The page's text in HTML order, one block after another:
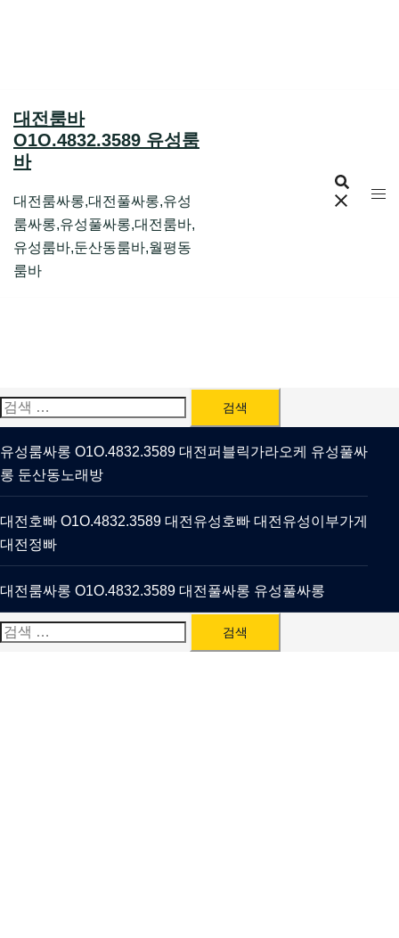
대전룸바
O1O.4832.3589 유성룸
바
대전룸싸롱,대전풀싸롱,유성
룸싸롱,유성풀싸롱,대전룸바,
유성룸바,둔산동룸바,월평동
룸바
검
색:
유성룸싸롱 O1O.4832.3589 대전퍼블릭가라오케 유성풀싸
롱 둔산동노래방
대전호빠 O1O.4832.3589 대전유성호빠 대전유성이부가게
대전정빠
대전룸싸롱 O1O.4832.3589 대전풀싸롱 유성풀싸롱
검